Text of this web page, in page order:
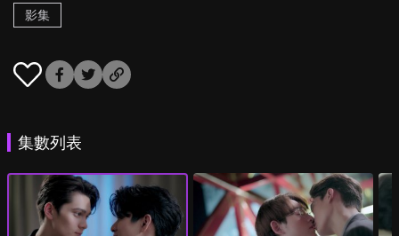
影集
集數列表